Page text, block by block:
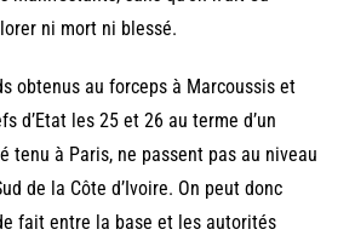
ni mort ni blessé.
obtenus au forceps à Marcoussis et
d’Etat les 25 et 26 au terme d’un
tenu à Paris, ne passent pas au niveau
de la Côte d’Ivoire. On peut donc
fait entre la base et les autorités